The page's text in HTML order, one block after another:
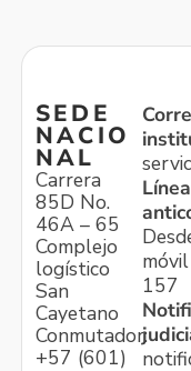
SEDE
NACIO
NAL
Carrera
85D No.
46A – 65
Complejo
logístico
San
Cayetano
Conmutador:
+57 (601)
Línea
157